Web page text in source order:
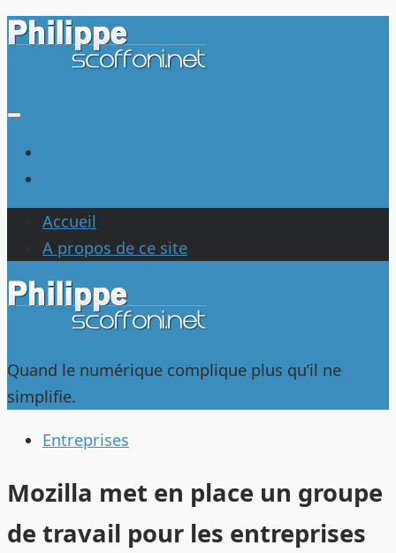
Au
contenu
Accueil
A propos de ce site
Quand le numérique complique plus qu’il ne
simplifie.
Entreprises
Mozilla met en place un groupe
de travail pour les entreprises